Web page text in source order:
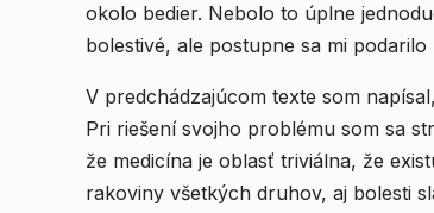
okolo bedier. Nebolo to úplne
bolestivé, ale postupne sa mi
V predchádzajúcom texte som
Pri riešení svojho problému som sa
že medicína je oblasť triviálna, že
rakoviny všetkých druhov, aj bolesti